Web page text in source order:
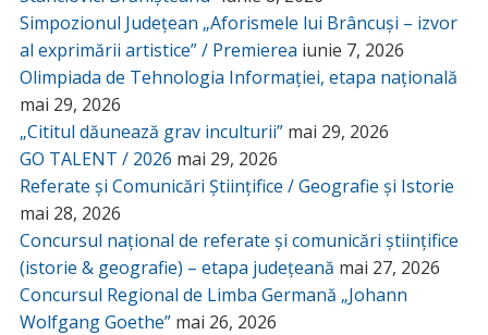
Simpozionul Județean „Aforismele lui Brâncuși – izvor
al exprimării artistice” / Premierea iunie 7, 2026
Olimpiada de Tehnologia Informației, etapa națională
mai 29, 2026
„Cititul dăunează grav inculturii” mai 29, 2026
GO TALENT / 2026 mai 29, 2026
Referate și Comunicări Științifice / Geografie și Istorie
mai 28, 2026
Concursul național de referate și comunicări științifice
(istorie & geografie) – etapa județeană mai 27, 2026
Concursul Regional de Limba Germană „Johann
Wolfgang Goethe” mai 26, 2026